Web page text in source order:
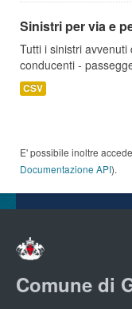
Sinistri per via e
Tutti i sinistri
conducenti -
CSV
E' possibile inoltre
Documentazione API).
Comune di